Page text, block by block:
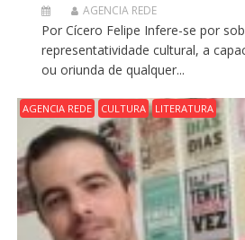
AGENCIA REDE
Por Cícero Felipe Infere-se por
representatividade cultural, a
ou oriunda de qualquer...
AGENCIA REDE CULTURA LITERATURA